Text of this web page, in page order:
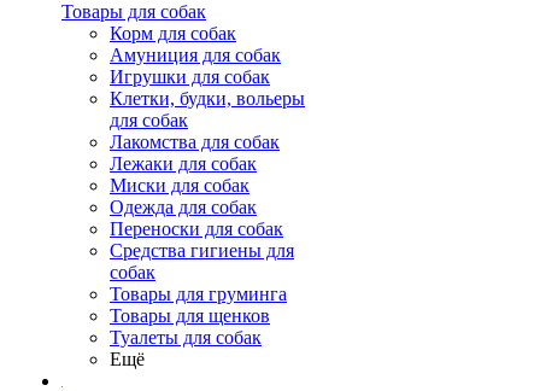
Товары для собак
Корм для собак
Амуниция для собак
Игрушки для собак
Клетки, будки, вольеры
для собак
Лакомства для собак
Лежаки для собак
Миски для собак
Одежда для собак
Переноски для собак
Средства гигиены для
собак
Товары для груминга
Товары для щенков
Туалеты для собак
Ещё